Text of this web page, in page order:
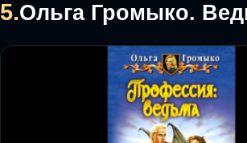
5.Ольга Громыко.